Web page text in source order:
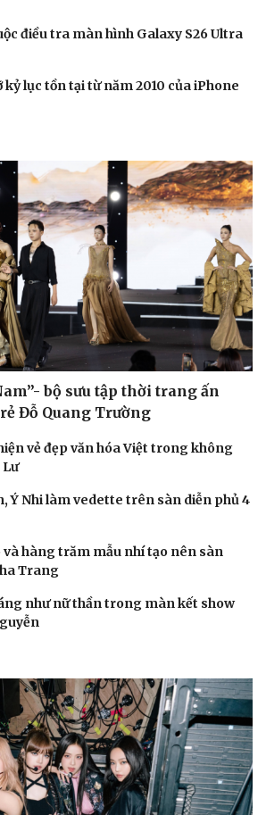
Nghệ sĩ
Thời trang
điều tra màn hình Galaxy S26 Ultra
kỷ lục tồn tại từ năm 2010 của iPhone
bộ sưu tập thời trang ấn
Đỗ Quang Trường
vẻ đẹp văn hóa Việt trong không
Lư
Ý Nhi làm vedette trên sàn diễn phủ 4
và hàng trăm mẫu nhí tạo nên sàn
Trang
như nữ thần trong màn kết show